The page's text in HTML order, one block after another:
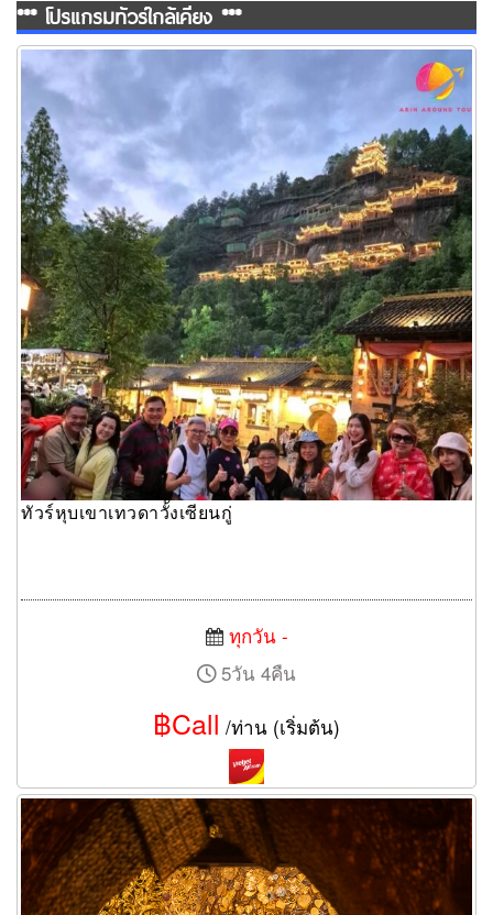
*** โปรแกรมทัวร์ใกล้เคียง ***
ทัวร์หุบเขาเทวดาวั้งเซียนกู่
ทัวร์หุบเขาเทวดาวั้งเซียนกู่
ทุกวัน -
5วัน 4คืน
฿Call /ท่าน (เริ่มต้น)
ทัวร์มัณฑะเลย์